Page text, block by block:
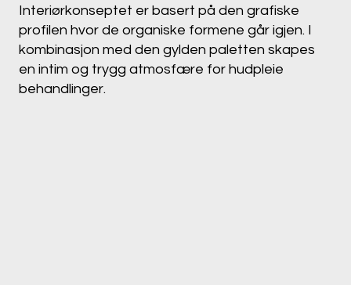
Interiørkonseptet er basert på den grafiske
profilen hvor de organiske formene går igjen. I
kombinasjon med den gylden paletten skapes
en intim og trygg atmosfære for hudpleie
behandlinger.